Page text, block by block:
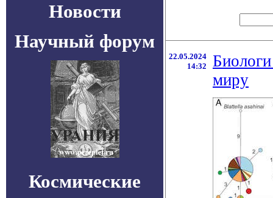
Новости
Научный форум
Космические
22.05.2024
14:32
миру